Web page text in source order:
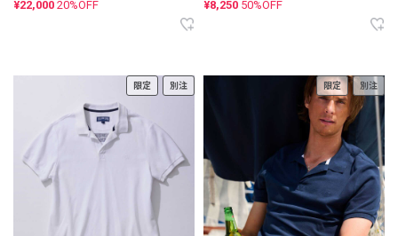
¥22,000 20%OFF ¥8,250 50%OFF
限定 別注 限定 別注